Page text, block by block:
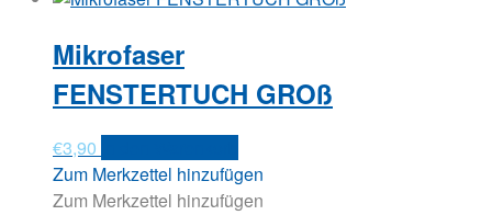
Mikrofaser
FENSTERTUCH GROß
€3,90
Zum Merkzettel hinzufügen
Zum Merkzettel hinzufügen